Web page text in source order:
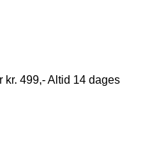
kr. 499,- Altid 14 dages